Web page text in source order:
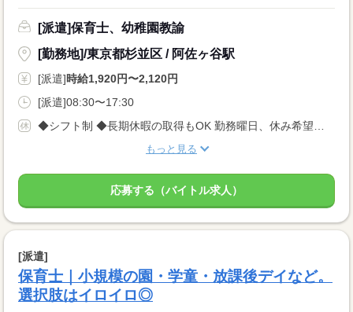
[派遣]保育士、幼稚園教諭
[勤務地]/東京都杉並区 / 阿佐ヶ谷駅
[派遣]時給1,920円〜2,120円
[派遣]08:30〜17:30
もっと見る
応募する（バイトル求人）
[派遣]
保育士｜小規模の園・学童・放課後デイなど。
選択肢はイロイロ◎